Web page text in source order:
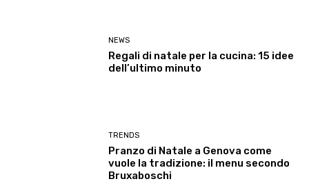
NEWS
Regali di natale per la cucina: 15 idee
dell’ultimo minuto
TRENDS
Pranzo di Natale a Genova come
vuole la tradizione: il menu secondo
Bruxaboschi